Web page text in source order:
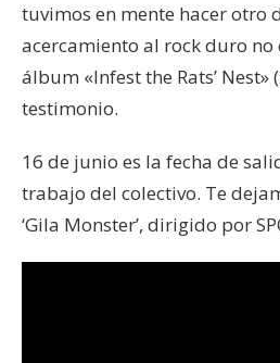
tuvimos en mente hacer otro
acercamiento al rock duro no
álbum «Infest the Rats’ Nest»
testimonio.
16 de junio es la fecha de
trabajo del colectivo. Te
‘Gila Monster’, dirigido por